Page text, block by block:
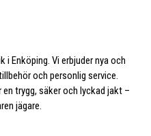
Enköping. Vi erbjuder nya och
och personlig service.
trygg, säker och lyckad jakt –
jägare.